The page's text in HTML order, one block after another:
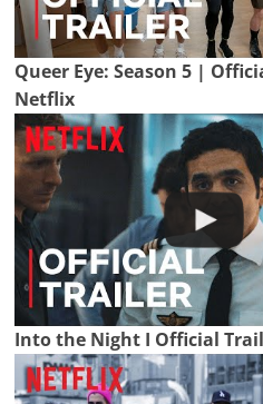
Queer Eye: Season 5 |
Netflix
Into the Night I Official